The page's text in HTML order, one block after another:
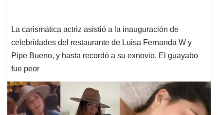
La carismática actriz asistió a la inauguración de
celebridades del restaurante de Luisa Fernanda W y
Pipe Bueno, y hasta recordó a su exnovio. El guayabo
fue peor